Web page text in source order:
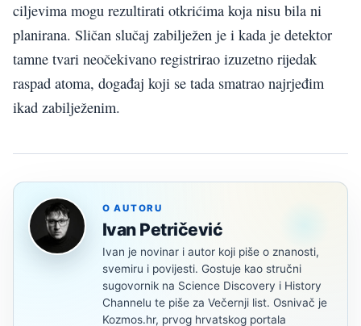
ciljevima mogu rezultirati otkrićima koja nisu bila ni
planirana. Sličan slučaj zabilježen je i kada je detektor
tamne tvari neočekivano registrirao izuzetno rijedak
raspad atoma, događaj koji se tada smatrao najrjeđim
ikad zabilježenim.
O AUTORU
Ivan Petričević
Ivan je novinar i autor koji piše o znanosti,
svemiru i povijesti. Gostuje kao stručni
sugovornik na Science Discovery i History
Channelu te piše za Večernji list. Osnivač je
Kozmos.hr, prvog hrvatskog portala